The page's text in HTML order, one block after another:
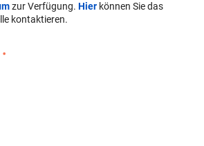
zur Verfügung. Hier können Sie das
kontaktieren.